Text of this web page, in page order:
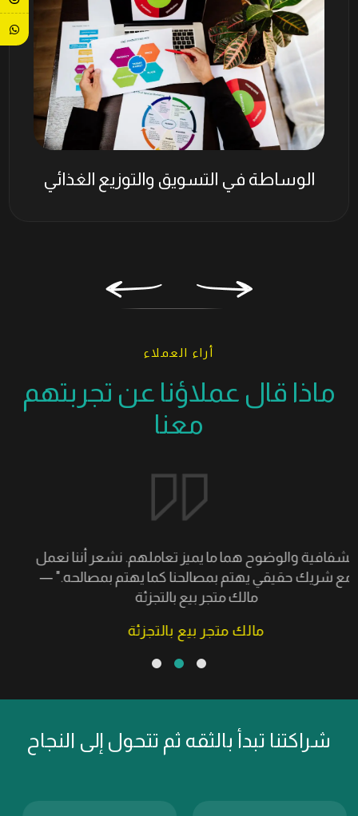
الوساطة في التصدير
أراء العملاء
ماذا قال عملاؤنا عن تجربتهم
معنا
الشفافية والوضوح هما ما يميز تعاملهم. نشعر أننا نعمل
مع شريك حقيقي يهتم بمصالحنا كما يهتم بمصالحه." —
مالك متجر بيع بالتجزئة
مالك متجر بيع بالتجزئة
شراكتنا تبدأ بالثقه ثم تتحول إلى النجاح